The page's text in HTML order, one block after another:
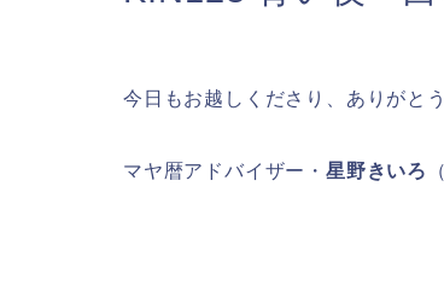
今日もお越しくださり、ありがと
マヤ暦アドバイザー・ 星野きいろ （